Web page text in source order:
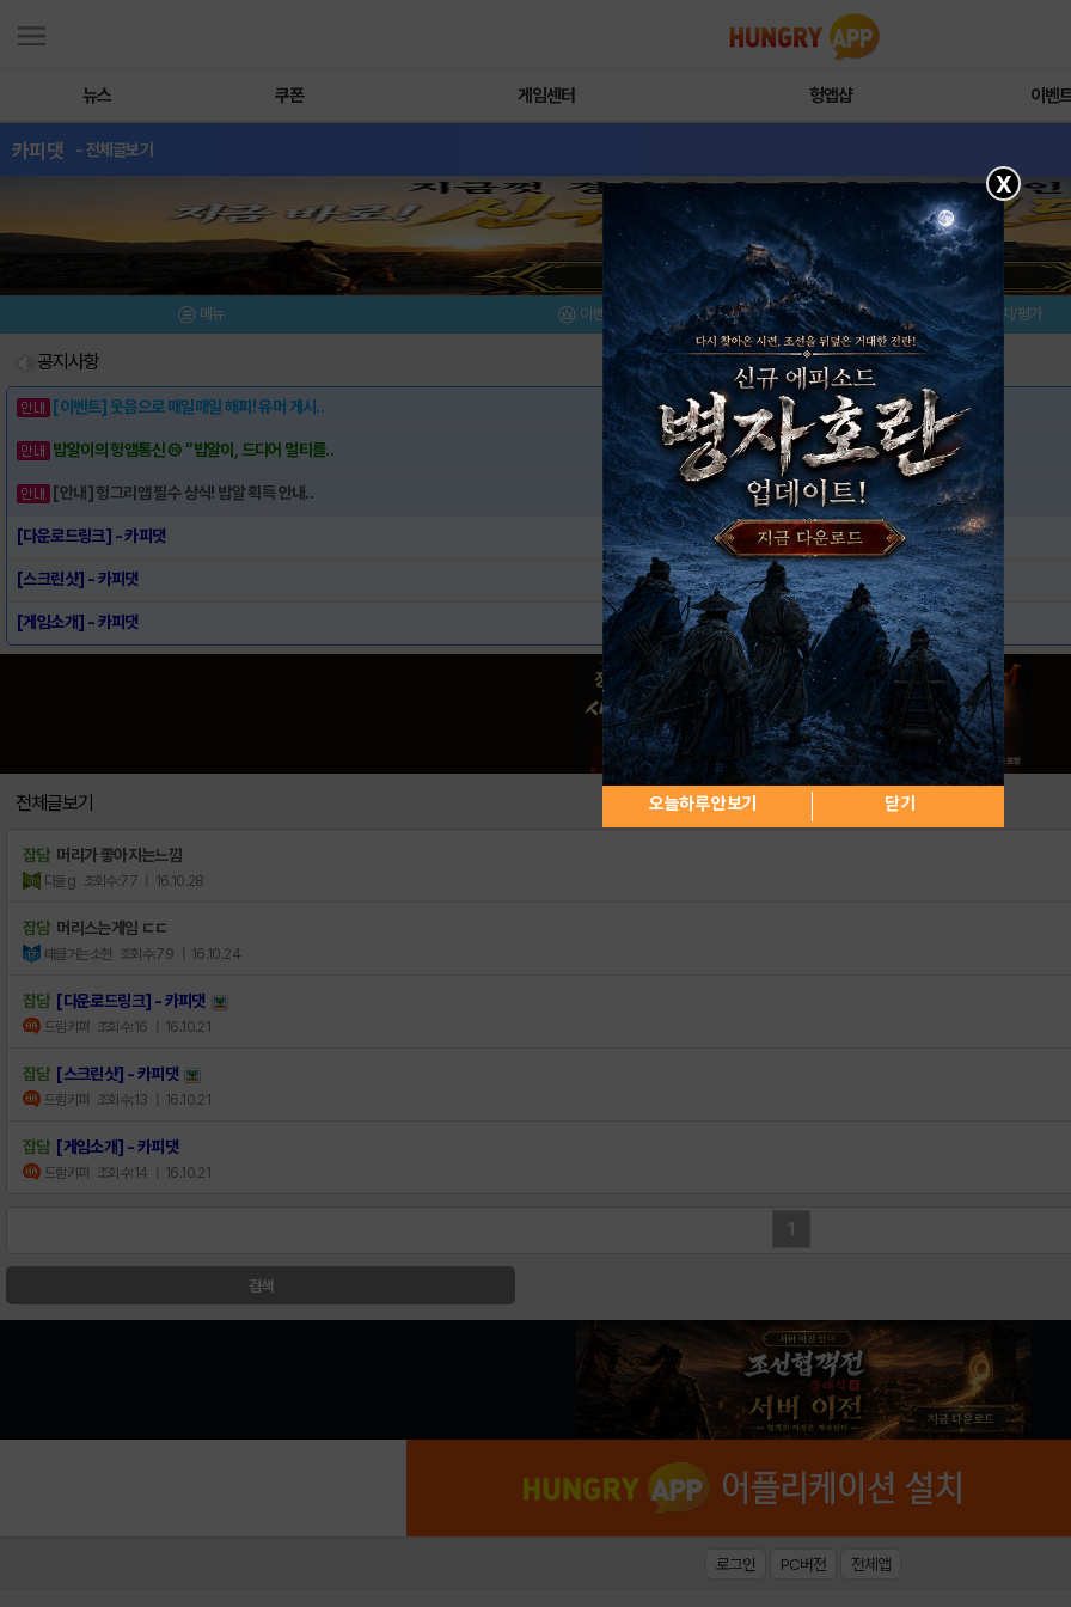
뉴스 쿠폰 게임센터 헝앱샵 이벤
카피댓 - 전체글보기
메뉴 이벤트/미션 설치/평가
공지사항
[이벤트] 웃음으로 매일매일 해피! 유머 게시..
밥알이의 헝앱통신 ⑲ “밥알이, 드디어 멀티를..
[안내] 헝그리앱 필수 상식! 밥알 획득 안내..
[다운로드링크] - 카피댓
[스크린샷] - 카피댓
[게임소개] - 카피댓
전체글보기
잡담 머리가 좋아지는느낌
다율g 조회수:77 | 16.10.28
잡담 머리스는게임 ㄷㄷ
태클거는소현 조회수:79 | 16.10.24
잡담 [다운로드링크] - 카피댓
드림키퍼 조회수:16 | 16.10.21
잡담 [스크린샷] - 카피댓
드림키퍼 조회수:13 | 16.10.21
잡담 [게임소개] - 카피댓
드림키퍼 조회수:14 | 16.10.21
1
검색
X
오늘하루 안보기 닫기
로그인 PC버전 전체앱